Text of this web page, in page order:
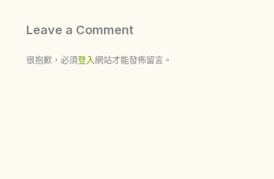
Leave a Comment
很抱歉，必須登入網站才能發佈留言。